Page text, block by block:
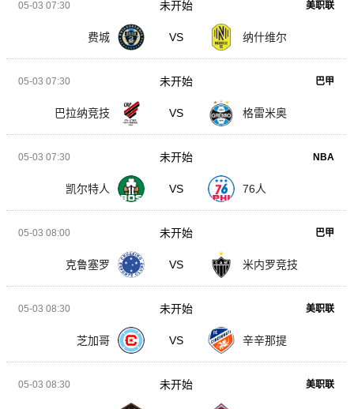
05-03 07:30 美职联
费城 VS 纳什维尔
未开始
05-03 07:30 巴甲
巴拉纳竞技 VS 格雷米奥
未开始
05-03 07:30 NBA
凯尔特人 VS 76人
未开始
05-03 08:00 巴甲
克鲁塞罗 VS 米内罗竞技
未开始
05-03 08:30 美职联
芝加哥 VS 辛辛那提
未开始
05-03 08:30 美职联
未开始